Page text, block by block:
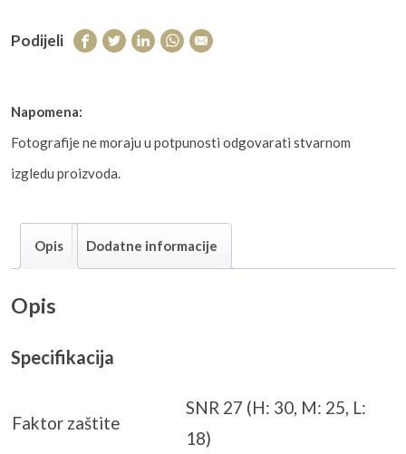
Podijeli
Napomena:
Fotografije ne moraju u potpunosti odgovarati stvarnom
izgledu proizvoda.
Opis Dodatne informacije
Opis
Specifikacija
Faktor zaštite
SNR 27 (H: 30, M: 25, L:
18)